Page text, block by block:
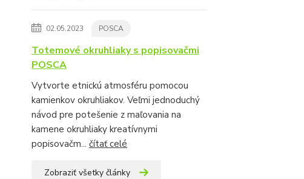
02.05.2023 POSCA
Totemové okruhliaky s popisovačmi
POSCA
Vytvorte etnickú atmosféru pomocou
kamienkov okruhliakov. Veľmi jednoduchý
návod pre potešenie z maľovania na
kamene okruhliaky kreatívnymi
popisovačm... čítať celé
Zobraziť všetky články